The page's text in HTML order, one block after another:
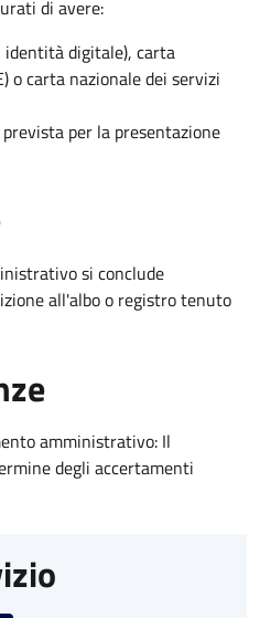
di avere:
identità digitale), carta
o carta nazionale dei servizi
per la presentazione
si conclude
all'albo o registro tenuto
amministrativo: Il
degli accertamenti